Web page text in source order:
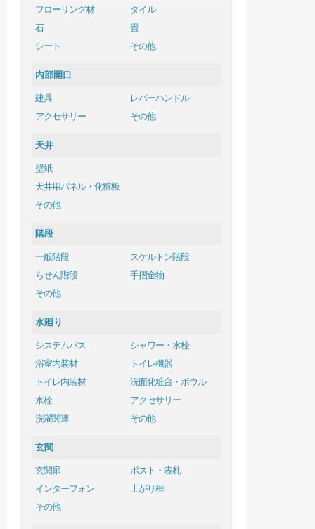
フローリング材
タイル
石
畳
シート
その他
内部開口
建具
レバーハンドル
アクセサリー
その他
天井
壁紙
天井用パネル・化粧板
その他
階段
一般階段
スケルトン階段
らせん階段
手摺金物
その他
水廻り
システムバス
シャワー・水栓
浴室内装材
トイレ機器
トイレ内装材
洗面化粧台・ボウル
水栓
アクセサリー
洗濯関連
その他
玄関
玄関扉
ポスト・表札
インターフォン
上がり框
その他